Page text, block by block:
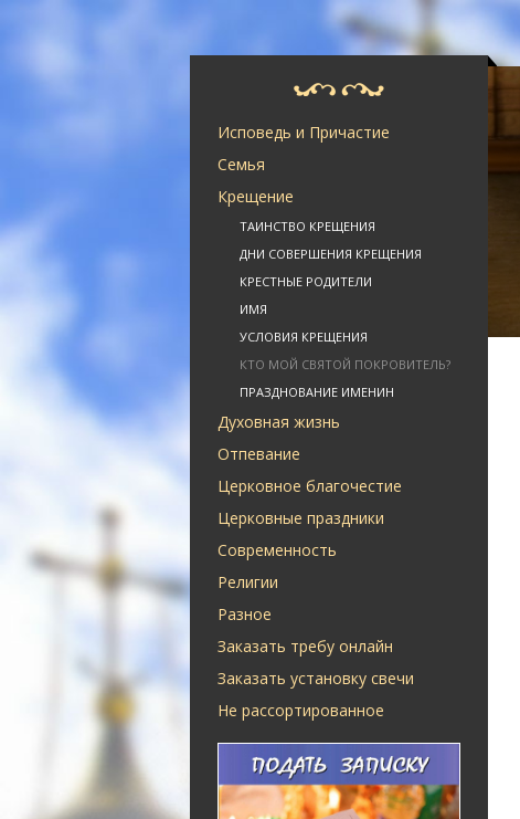
Исповедь и Причастие
Семья
Крещение
ТАИНСТВО КРЕЩЕНИЯ
ДНИ СОВЕРШЕНИЯ КРЕЩЕНИЯ
КРЕСТНЫЕ РОДИТЕЛИ
ИМЯ
УСЛОВИЯ КРЕЩЕНИЯ
КТО МОЙ СВЯТОЙ ПОКРОВИТЕЛЬ?
ПРАЗДНОВАНИЕ ИМЕНИН
Духовная жизнь
Отпевание
Церковное благочестие
Церковные праздники
Современность
Религии
Разное
Заказать требу онлайн
Заказать установку свечи
Не рассортированное